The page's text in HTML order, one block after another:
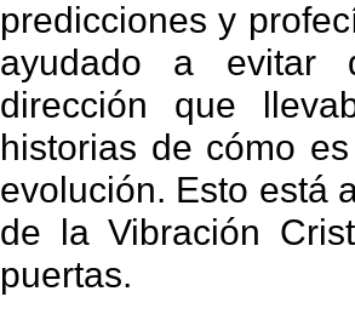
predicciones y
ayudado a evitar
dirección que
historias de cómo
evolución. Esto está
de la Vibración
puertas.